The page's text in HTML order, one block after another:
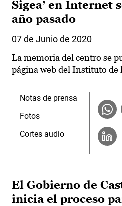
Sigea’ en Internet
año pasado
07 de Junio de 2020
La memoria del centro se
página web del Instituto de
Notas de prensa
Fotos
Cortes audio
El Gobierno de
inicia el proceso